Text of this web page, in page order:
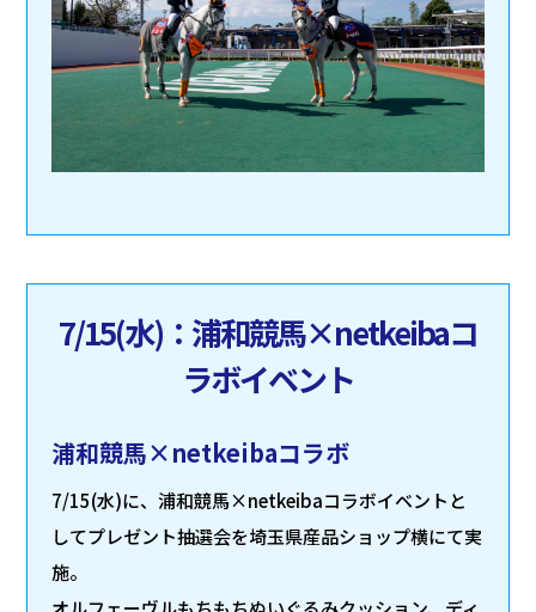
7/15(水)：浦和競馬×netkeibaコ
ラボイベント
浦和競馬×netkeibaコラボ
7/15(水)に、浦和競馬×netkeibaコラボイベントと
してプレゼント抽選会を埼玉県産品ショップ横にて実
施。